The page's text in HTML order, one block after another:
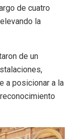
de cuatro
la
de un
a posicionar a la